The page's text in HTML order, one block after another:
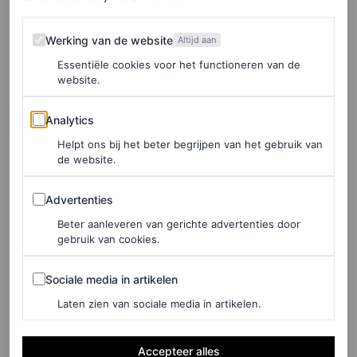
Draag ‘m met eenzomerse oversized blousezodat je ‘m
zowel in je broek kunt stoppen als over je heupen heen
kunt dragen.
©ANP, ACIELLE / STYLE DU MONDE
2/3
Werking van de website
Werking van de website Altijd aan
Essentiële cookies voor het functioneren van de
website.
Analytics
Analytics
Helpt ons bij het beter begrijpen van het gebruik van
de website.
Advertenties
Advertenties
Beter aanleveren van gerichte advertenties door
gebruik van cookies.
Sociale media in artikelen
Sociale media in artikelen
Laten zien van sociale media in artikelen.
Accepteer alles